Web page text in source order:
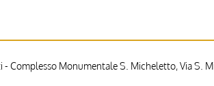
- Complesso Monumentale S. Micheletto, Via S.